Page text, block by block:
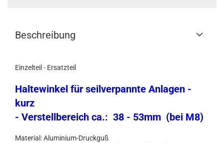
Beschreibung
Einzelteil - Ersatzteil
Haltewinkel für seilverpannte Anlagen -
kurz
- Verstellbereich ca.: 38 - 53mm (bei M8)
Material: Aluminium-Druckguß